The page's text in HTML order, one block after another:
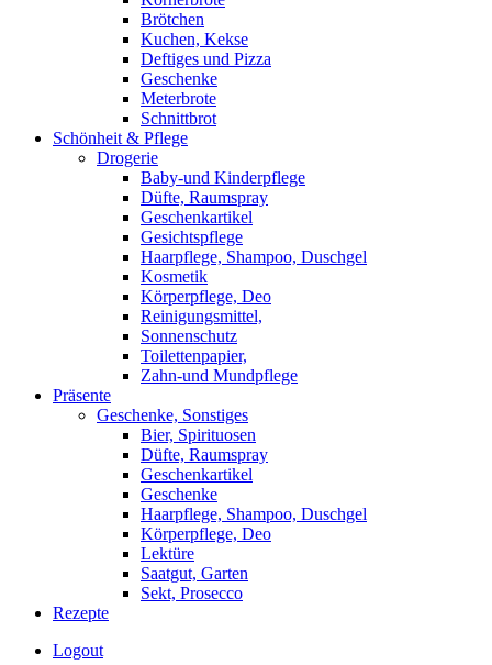
Brötchen
Kuchen, Kekse
Deftiges und Pizza
Geschenke
Meterbrote
Schnittbrot
Schönheit & Pflege
Drogerie
Baby-und Kinderpflege
Düfte, Raumspray
Geschenkartikel
Gesichtspflege
Haarpflege, Shampoo, Duschgel
Kosmetik
Körperpflege, Deo
Reinigungsmittel,
Sonnenschutz
Toilettenpapier,
Zahn-und Mundpflege
Präsente
Geschenke, Sonstiges
Bier, Spirituosen
Düfte, Raumspray
Geschenkartikel
Geschenke
Haarpflege, Shampoo, Duschgel
Körperpflege, Deo
Lektüre
Saatgut, Garten
Sekt, Prosecco
Rezepte
Logout